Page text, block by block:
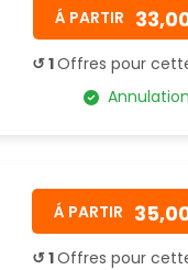
Á PARTIR
↺ 1Offres pour
Á PARTIR
↺ 1Offres pour